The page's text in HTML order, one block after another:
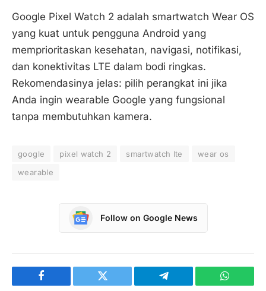
Google Pixel Watch 2 adalah smartwatch Wear OS
yang kuat untuk pengguna Android yang
memprioritaskan kesehatan, navigasi, notifikasi,
dan konektivitas LTE dalam bodi ringkas.
Rekomendasinya jelas: pilih perangkat ini jika
Anda ingin wearable Google yang fungsional
tanpa membutuhkan kamera.
google pixel watch 2 smartwatch lte
wear os
wearable
Follow on Google News
Facebook Twitter Telegram